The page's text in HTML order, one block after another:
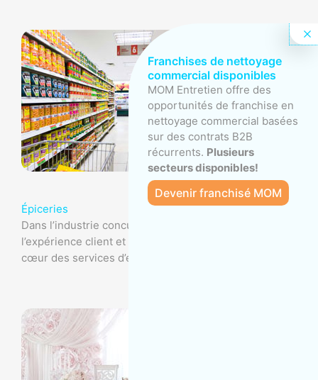
Épiceries
Dans l’industrie concurrentielle des épiceries,
l’expérience client et la salubrité alimentaire sont au
cœur des services d’entretien ménager.
Franchises de nettoyage
commercial disponibles
MOM Entretien offre des
opportunités de franchise en
nettoyage commercial basées
sur des contrats B2B
récurrents. Plusieurs
secteurs disponibles!
Devenir franchisé MOM